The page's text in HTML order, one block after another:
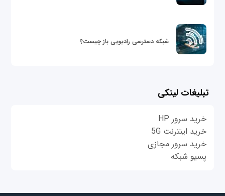
شبکه دسترسی رادیویی باز چیست؟
تبلیغات لینکی
خرید سرور HP
خرید اینترنت 5G
خرید سرور مجازی
پسیو شبکه